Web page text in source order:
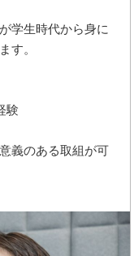
学生時代から身に
す。
験
義のある取組が可